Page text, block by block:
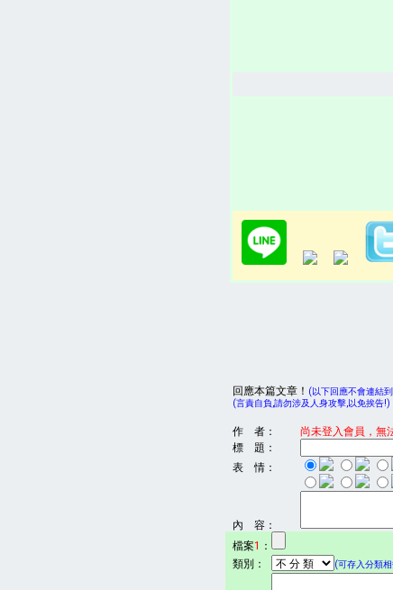
回應本篇文章！ (以下回應不會連結
(言責自負,請勿涉及人身攻擊,以免挨告!)
作 者：
尚未登入會員，無
標 題：
表 情：
內 容：
檔案1 ：
類別：
(可存入分類